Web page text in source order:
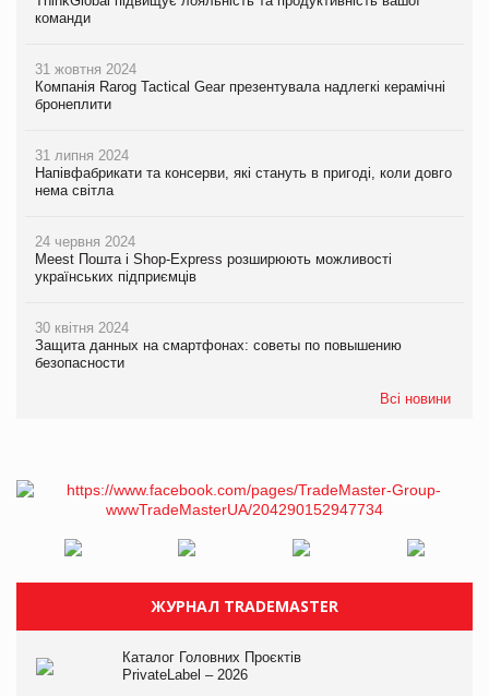
команди
31 жовтня 2024
Компанія Rarog Tactical Gear презентувала надлегкі керамічні
бронеплити
31 липня 2024
Напівфабрикати та консерви, які стануть в пригоді, коли довго
нема світла
24 червня 2024
Meest Пошта і Shop-Express розширюють можливості
українських підприємців
30 квітня 2024
Защита данных на смартфонах: советы по повышению
безопасности
Всі новини
ЖУРНАЛ TRADEMASTER
Каталог Головних Проєктів
PrivateLabel – 2026